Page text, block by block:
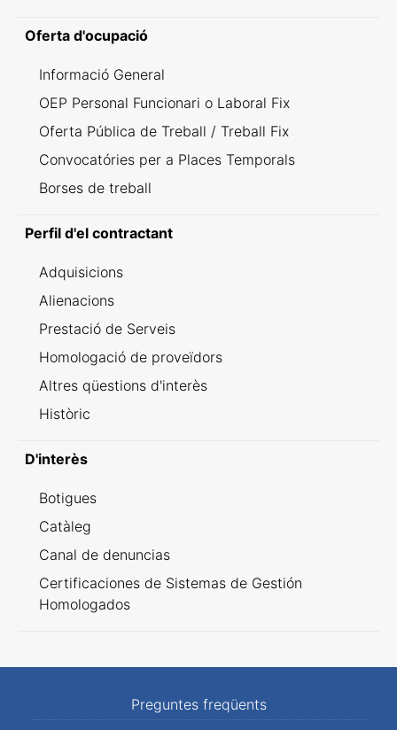
Oferta d'ocupació
Informació General
OEP Personal Funcionari o Laboral Fix
Oferta Pública de Treball / Treball Fix
Convocatóries per a Places Temporals
Borses de treball
Perfil d'el contractant
Adquisicions
Alienacions
Prestació de Serveis
Homologació de proveïdors
Altres qüestions d'interès
Històric
D'interès
Botigues
Catàleg
Canal de denuncias
Certificaciones de Sistemas de Gestión
Homologados
Preguntes freqüents